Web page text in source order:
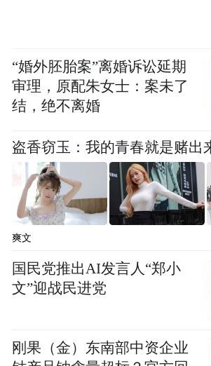
“婚外胚胎案”离婚诉讼延期
审理，原配朱女士：案未了
结，绝不离婚
盗香窃玉：我的青春就是赌出
爽文
国民党推出AI发言人“郑小
文”迎战民进党
刚果（金）东南部中资企业